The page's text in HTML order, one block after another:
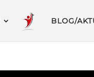
BLOG/